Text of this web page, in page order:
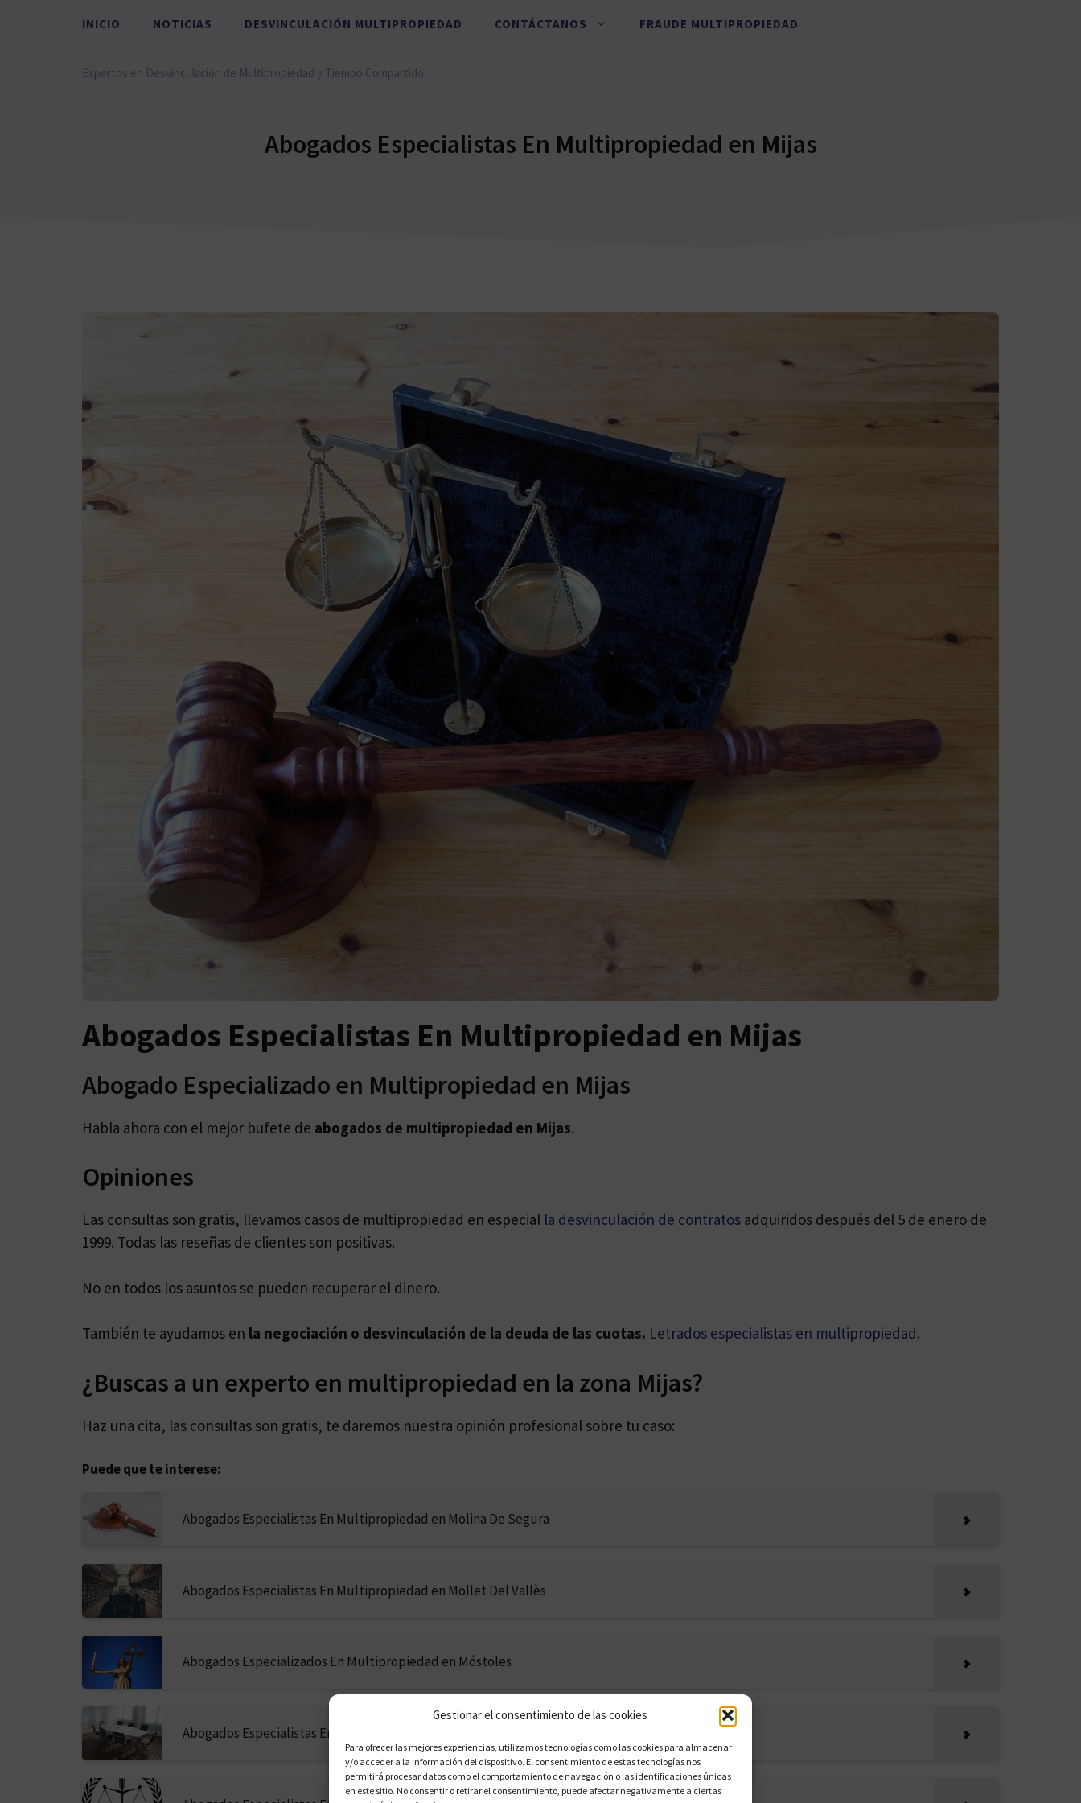
Gestionar el consentimiento de las cookies
Para ofrecer las mejores experiencias, utilizamos tecnologías como las cookies para almacenar
y/o acceder a la información del dispositivo. El consentimiento de estas tecnologías nos
permitirá procesar datos como el comportamiento de navegación o las identificaciones únicas
en este sitio. No consentir o retirar el consentimiento, puede afectar negativamente a ciertas
INICIO NOTICIAS DESVINCULACIÓN MULTIPROPIEDAD CONTÁCTANOS FRAUDE MULTIPROPIEDAD
Expertos en Desvinculación de Multipropiedad y Tiempo Compartido
Abogados Especialistas En Multipropiedad en Mijas
Abogados Especialistas En Multipropiedad en Mijas
Abogado Especializado en Multipropiedad en Mijas
Habla ahora con el mejor bufete de abogados de multipropiedad en Mijas.
Opiniones
Las consultas son gratis, llevamos casos de multipropiedad en especial la desvinculación de contratos adquiridos después del 5 de enero de
1999. Todas las reseñas de clientes son positivas.
No en todos los asuntos se pueden recuperar el dinero.
También te ayudamos en la negociación o desvinculación de la deuda de las cuotas. Letrados especialistas en multipropiedad.
¿Buscas a un experto en multipropiedad en la zona Mijas?
Haz una cita, las consultas son gratis, te daremos nuestra opinión profesional sobre tu caso:
Puede que te interese:
Abogados Especialistas En Multipropiedad en Molina De Segura
Abogados Especialistas En Multipropiedad en Mollet Del Vallès
Abogados Especializados En Multipropiedad en Móstoles
Abogados Especialistas En Multipropiedad en Motril